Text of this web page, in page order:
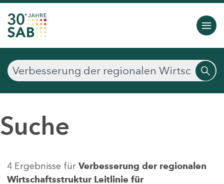
Suche
4 Ergebnisse für Verbesserung der regionalen
Wirtschaftsstruktur Leitlinie für